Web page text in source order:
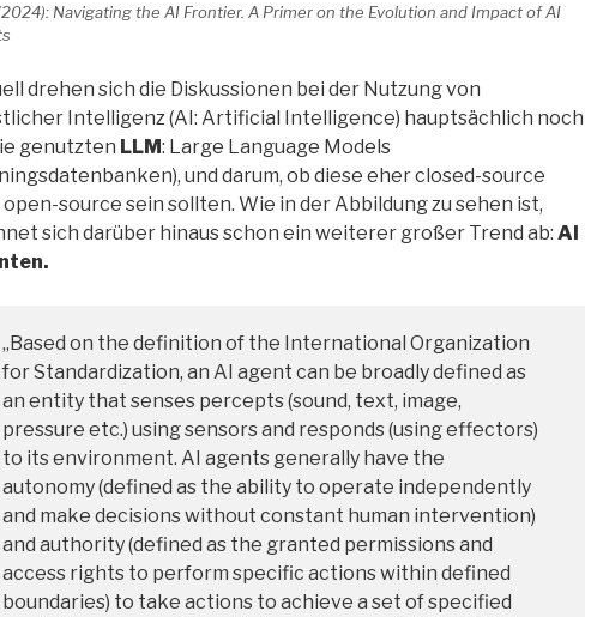
Navigating the AI Frontier. A Primer on the Evolution and Impact of AI
drehen sich die Diskussionen bei der Nutzung von
Intelligenz (AI: Artificial Intelligence) hauptsächlich noch
genutzten LLM: Large Language Models
und darum, ob diese eher closed-source
source sein sollten. Wie in der Abbildung zu sehen ist,
sich darüber hinaus schon ein weiterer großer Trend ab: AI
„Based on the definition of the International Organization
for Standardization, an AI agent can be broadly defined as
an entity that senses percepts (sound, text, image,
pressure etc.) using sensors and responds (using effectors)
to its environment. AI agents generally have the
autonomy (defined as the ability to operate independently
and make decisions without constant human intervention)
and authority (defined as the granted permissions and
access rights to perform specific actions within defined
boundaries) to take actions to achieve a set of specified